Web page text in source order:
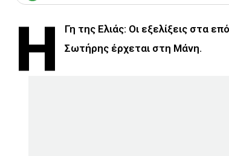
Η
Γη της Ελιάς: Οι εξελίξεις στα
Σωτήρης έρχεται στη Μάνη.